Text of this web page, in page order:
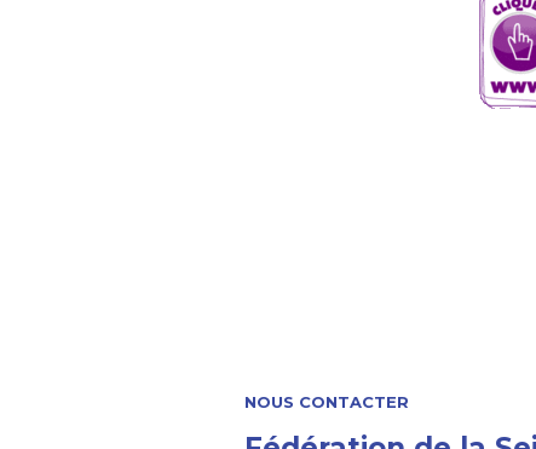
NOUS CONTACTER